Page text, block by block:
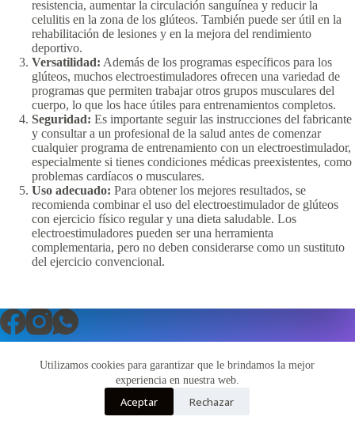
Utilizamos cookies para garantizar que le brindamos la mejor
experiencia en nuestra web.
Aceptar Rechazar
resistencia, aumentar la circulación sanguínea y reducir la
celulitis en la zona de los glúteos. También puede ser útil en la
rehabilitación de lesiones y en la mejora del rendimiento
deportivo.
Versatilidad: Además de los programas específicos para los
glúteos, muchos electroestimuladores ofrecen una variedad de
programas que permiten trabajar otros grupos musculares del
cuerpo, lo que los hace útiles para entrenamientos completos.
Seguridad: Es importante seguir las instrucciones del fabricante
y consultar a un profesional de la salud antes de comenzar
cualquier programa de entrenamiento con un electroestimulador,
especialmente si tienes condiciones médicas preexistentes, como
problemas cardíacos o musculares.
Uso adecuado: Para obtener los mejores resultados, se
recomienda combinar el uso del electroestimulador de glúteos
con ejercicio físico regular y una dieta saludable. Los
electroestimuladores pueden ser una herramienta
complementaria, pero no deben considerarse como un sustituto
del ejercicio convencional.
Contactenos
Acerca de Nosotros
Copyright © 2026 - Tema para WordPress deCreative